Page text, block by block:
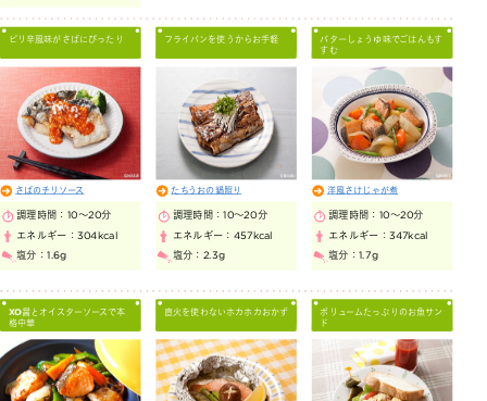
ピリ辛風味がさばにぴったり
さばのチリソース
調理時間： 10～20分
エネルギー：304kcal
塩分：1.6g
フライパンを使うからお手軽
たちうおの鍋照り
調理時間：10～20分
エネルギー： 457kcal
塩分： 2.3g
バターしょうゆ味でごはんもす
すむ
洋風さけじゃが煮
調理時間： 10～20分
エネルギー： 347kcal
塩分： 1.7g
XO醤とオイスターソースで本
格中華
直火を使わないホカホカおかず ボリュームたっぷりのお魚サン
ド